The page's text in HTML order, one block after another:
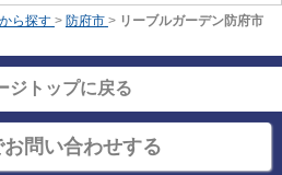
ら探す > 防府市 > リーブルガーデン防府市
ジトップに戻る
お問い合わせする